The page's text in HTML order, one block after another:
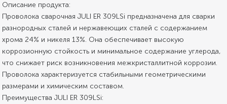
Описание продукта:
Проволока сварочная JULI ER 309LSi предназначена для сварки
разнородных сталей и нержавеющих сталей с содержанием
хрома 24% и никеля 13%. Она обеспечивает высокую
коррозионную стойкость и минимальное содержание углерода,
что снижает риск возникновения межкристаллитной коррозии.
Проволока характеризуется стабильными геометрическими
размерами и химическим составом.
Преимущества JULI ER 309LSi: